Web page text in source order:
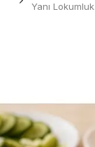
Yanı Lokumluk